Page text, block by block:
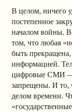
В целом, ничего
постепенное
началом войны.
том, что любая
быть
информацией.
цифровые СМИ —
запрещены. И то,
делом времени.